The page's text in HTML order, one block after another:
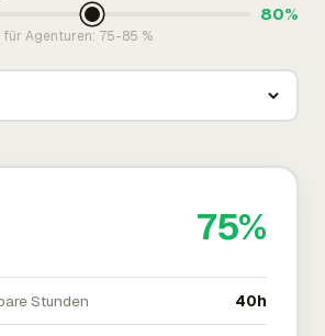
80%
Agenturen: 75-85 %
75%
Stunden 40h